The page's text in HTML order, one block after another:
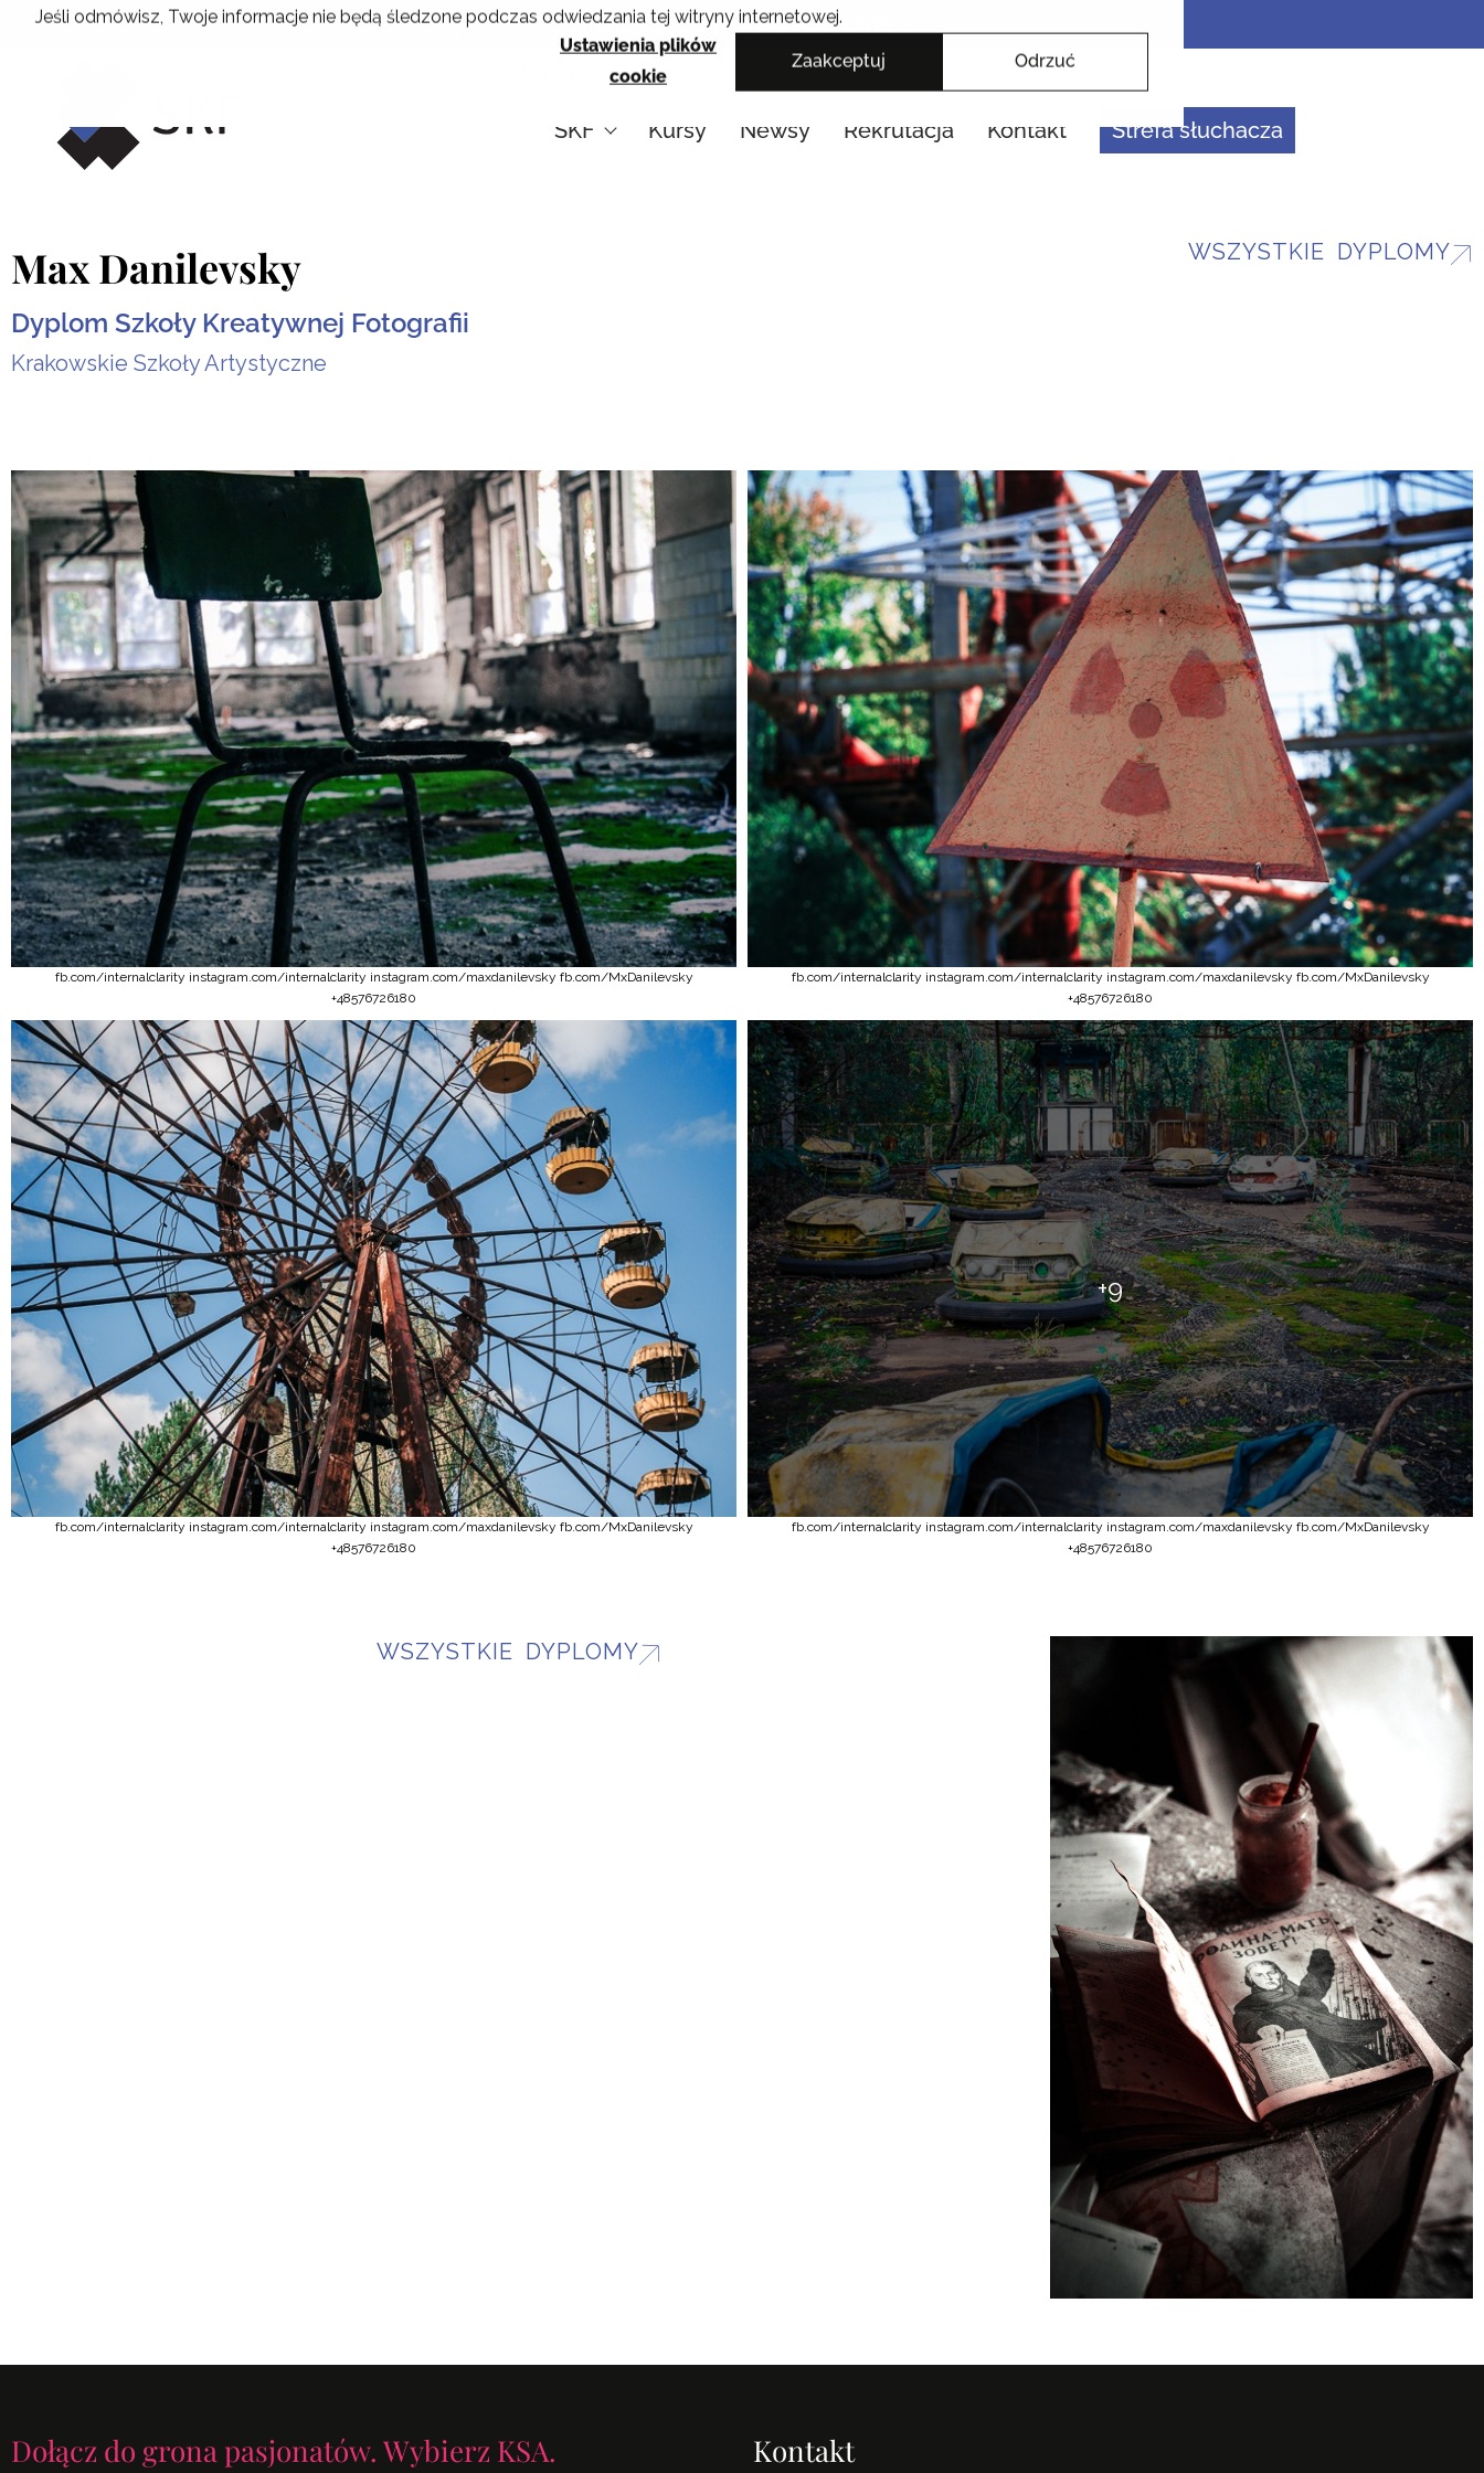
Jeśli odmówisz, Twoje informacje nie będą śledzone podczas odwiedzania tej witryny internetowej.
Ustawienia plików
cookie
Zaakceptuj Odrzuć
Przejdź
Krakowskie Szkoły Artystyczne
SKF Kursy Newsy Rekrutacja Kontakt Strefa słuchacza
Max Danilevsky
Dyplom Szkoły Kreatywnej Fotografii
Krakowskie Szkoły Artystyczne
WSZYSTKIE DYPLOMY
fb.com/internalclarity instagram.com/internalclarity instagram.com/maxdanilevsky fb.com/MxDanilevsky
+48576726180
fb.com/internalclarity instagram.com/internalclarity instagram.com/maxdanilevsky fb.com/MxDanilevsky
+48576726180
fb.com/internalclarity instagram.com/internalclarity instagram.com/maxdanilevsky fb.com/MxDanilevsky
+48576726180
+9
fb.com/internalclarity instagram.com/internalclarity instagram.com/maxdanilevsky fb.com/MxDanilevsky
+48576726180
WSZYSTKIE DYPLOMY
Dołącz do grona pasjonatów. Wybierz KSA. Kontakt